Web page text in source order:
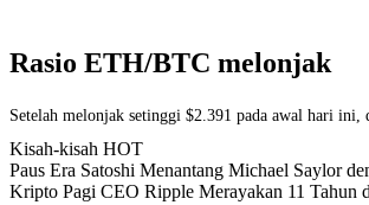
Rasio ETH/BTC melonjak
Setelah melonjak setinggi $2.391 pada awal hari
Kisah-kisah HOT
Paus Era Satoshi Menantang Michael Saylor
Kripto Pagi CEO Ripple Merayakan 11 Tahun